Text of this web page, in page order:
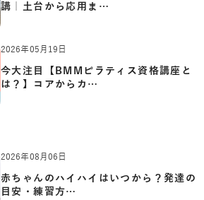
講｜土台から応用ま…
2026年05月19日
今大注目【BMMピラティス資格講座と
は？】コアからカ…
2026年08月06日
赤ちゃんのハイハイはいつから？発達の
目安・練習方…